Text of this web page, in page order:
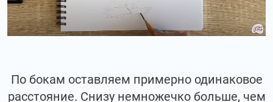
По бокам оставляем примерно одинаковое
расстояние. Снизу немножечко больше, чем